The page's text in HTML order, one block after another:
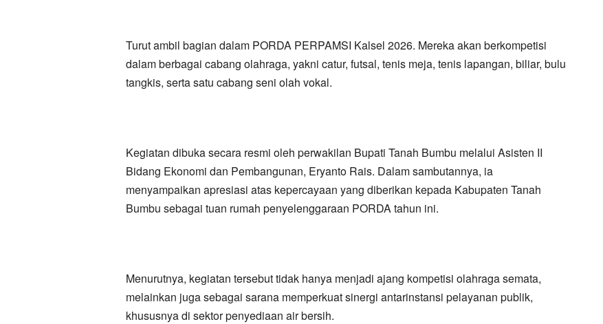
Turut ambil bagian dalam PORDA PERPAMSI Kalsel 2026. Mereka akan berkompetisi
dalam berbagai cabang olahraga, yakni catur, futsal, tenis meja, tenis lapangan, biliar, bulu
tangkis, serta satu cabang seni olah vokal.
Kegiatan dibuka secara resmi oleh perwakilan Bupati Tanah Bumbu melalui Asisten II
Bidang Ekonomi dan Pembangunan, Eryanto Rais. Dalam sambutannya, ia
menyampaikan apresiasi atas kepercayaan yang diberikan kepada Kabupaten Tanah
Bumbu sebagai tuan rumah penyelenggaraan PORDA tahun ini.
Menurutnya, kegiatan tersebut tidak hanya menjadi ajang kompetisi olahraga semata,
melainkan juga sebagai sarana memperkuat sinergi antarinstansi pelayanan publik,
khususnya di sektor penyediaan air bersih.